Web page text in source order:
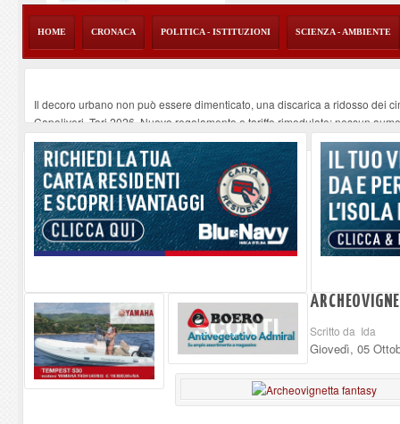
HOME CRONACA POLITICA - ISTITUZIONI SCIENZA - AMBIENTE
Il decoro urbano non può essere dimenticato, una discarica a ridosso dei
Capoliveri, Tari 2026. Nuovo regolamento e tariffe rimodulate: nessun
Quando la sanità funziona: il ringraziamento di un paziente a medici e
“Un paese, una storia”, Capoliveri racconta Capoliveri-
10-08-2026
Tutto esaurito a Marciana per Eros degli Elba Music Awards
-10-08-2026
Scritto da Ida
Giovedì, 05